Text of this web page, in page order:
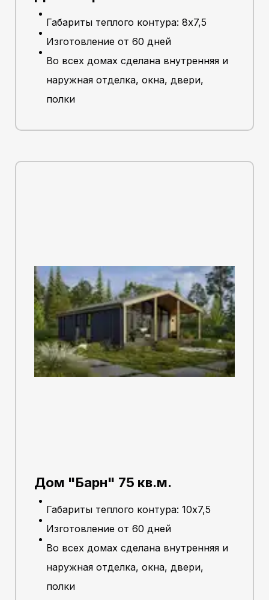
Габариты теплого контура: 8х7,5
Изготовление от 60 дней
Во всех домах сделана внутренняя и
наружная отделка, окна, двери,
полки
Дом "Барн" 75 кв.м.
Габариты теплого контура: 10х7,5
Изготовление от 60 дней
Во всех домах сделана внутренняя и
наружная отделка, окна, двери,
полки